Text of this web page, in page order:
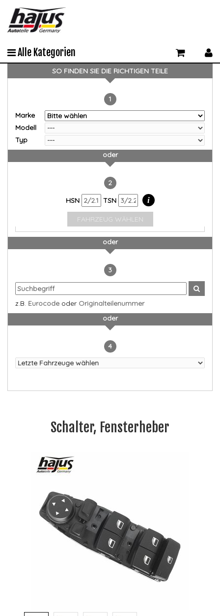
Alle Kategorien
SO FINDEN SIE DIE RICHTIGEN TEILE
1
Marke
Modell
Typ
oder
2
HSN
TSN i
FAHRZEUG WÄHLEN
oder
3
z.B. Eurocode oder Originalteilenummer
oder
4
Schalter, Fensterheber